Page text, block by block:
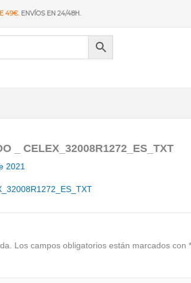
49€ . ENVÍOS EN 24/48H.
_ CELEX_32008R1272_ES_TXT
2021
Los campos obligatorios están marcados con *